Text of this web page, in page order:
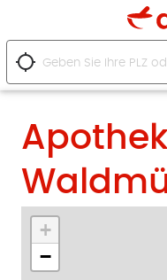
location_searching
+
−